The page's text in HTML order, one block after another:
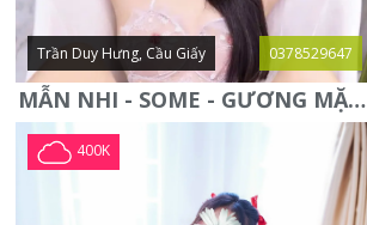
Trần Duy Hưng, Cầu Giấy 0378529647
MẪN NHI - SOME - GƯƠNG MẶT XINH XẮN -CỰC CHIỀU KHÁCH
400K